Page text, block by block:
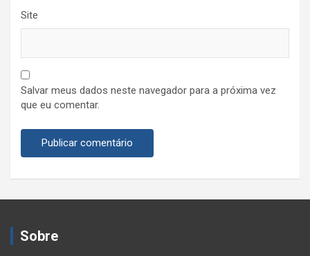
Site
Salvar meus dados neste navegador para a próxima vez
que eu comentar.
Sobre